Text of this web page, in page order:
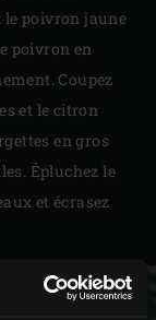
le poivron jaune
poivron en
Coupez
et le citron
en gros
Épluchez le
et écrasez